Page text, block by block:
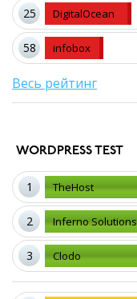
25 DigitalOcean
58 infobox
Весь рейтинг
WORDPRESS TEST
1 TheHost
2 Inferno Solutions
3 Clodo